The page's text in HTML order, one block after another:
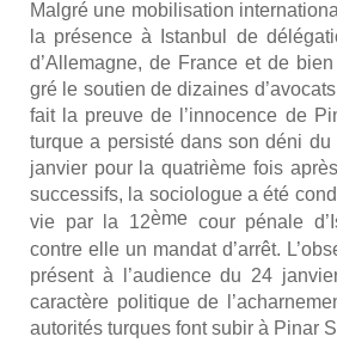
Mal­gré une mobi­li­sa­tion
la pré­sence à Istan­bul de
d’Allemagne, de France et de
gré le sou­tien de dizaines
fait la preuve de l’innocence de
turque a per­sis­té dans son déni
jan­vier pour la qua­trième fois
suc­ces­sifs, la socio­logue a été
vie par la 12ème cour pénale
contre elle un man­dat d’arrêt.
pré­sent à l’audience du 24
carac­tère poli­tique de
auto­ri­tés turques font subir à Pinar